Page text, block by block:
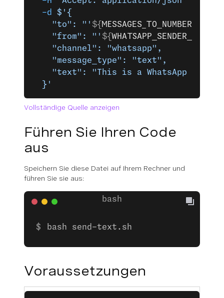
  -d
$'{
    "to": "'
${ MESSAGES_TO_NUMBER
    "from": "'
${WHATSAPP_SENDER_ID
    "channel": "whatsapp",
    "message_type": "text",
"text": "This is a WhatsApp text
  }'
Vollständige Quelle anzeigen
Führen Sie Ihren Code
aus
Speichern Sie diese Datei auf Ihrem Rechner und
führen Sie sie aus:
bash send-text.sh
Voraussetzungen